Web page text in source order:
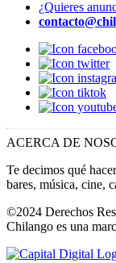
¿Quieres
ACERCA DE
Te decimos qué
bares, música, cine,
©2024 Derechos
Chilango es una